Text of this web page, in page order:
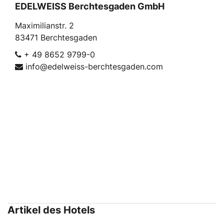
EDELWEISS Berchtesgaden GmbH
Maximilianstr. 2
83471 Berchtesgaden
+ 49 8652 9799-0
info@edelweiss-berchtesgaden.com
Artikel des Hotels